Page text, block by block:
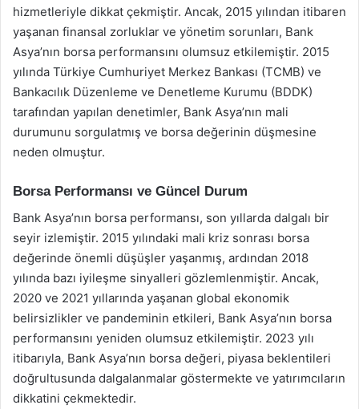
hizmetleriyle dikkat çekmiştir. Ancak, 2015 yılından itibaren
yaşanan finansal zorluklar ve yönetim sorunları, Bank
Asya’nın borsa performansını olumsuz etkilemiştir. 2015
yılında Türkiye Cumhuriyet Merkez Bankası (TCMB) ve
Bankacılık Düzenleme ve Denetleme Kurumu (BDDK)
tarafından yapılan denetimler, Bank Asya’nın mali
durumunu sorgulatmış ve borsa değerinin düşmesine
neden olmuştur.
Borsa Performansı ve Güncel Durum
Bank Asya’nın borsa performansı, son yıllarda dalgalı bir
seyir izlemiştir. 2015 yılındaki mali kriz sonrası borsa
değerinde önemli düşüşler yaşanmış, ardından 2018
yılında bazı iyileşme sinyalleri gözlemlenmiştir. Ancak,
2020 ve 2021 yıllarında yaşanan global ekonomik
belirsizlikler ve pandeminin etkileri, Bank Asya’nın borsa
performansını yeniden olumsuz etkilemiştir. 2023 yılı
itibarıyla, Bank Asya’nın borsa değeri, piyasa beklentileri
doğrultusunda dalgalanmalar göstermekte ve yatırımcıların
dikkatini çekmektedir.